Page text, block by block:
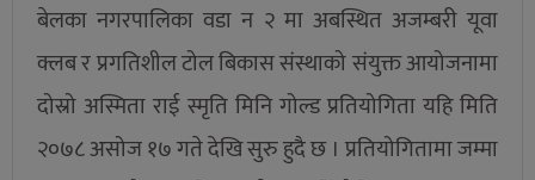
बेलका नगरपालिका वडा न २ मा अबस्थित अजम्बरी यूवा
क्लब र प्रगतिशील टोल बिकास संस्थाको संयुक्त आयोजनामा
दोस्रो अस्मिता राई स्मृति मिनि गोल्ड प्रतियोगिता यहि मिति
२०७८ असोज १७ गते देखि सुरु हुदै छ । प्रतियोगितामा जम्मा